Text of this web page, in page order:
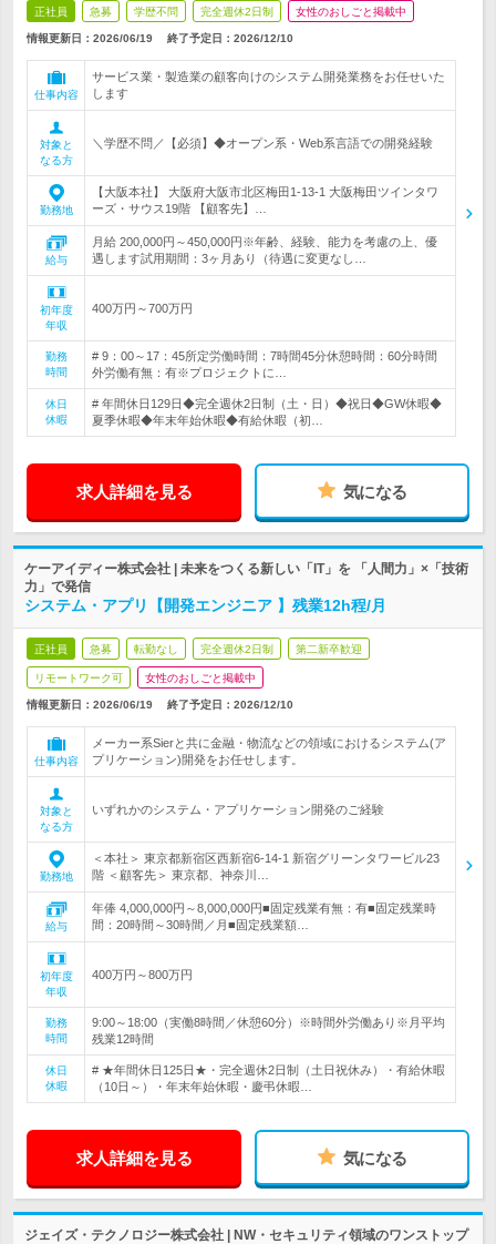
正社員 急募 学歴不問 完全週休2日制 女性のおしごと掲載中
情報更新日：2026/06/19 終了予定日： 2026/12/10
仕事内容
サービス業・製造業の顧客向けのシステム開発業務をお任せいた
します
対象と
なる方
＼学歴不問／【必須】◆オープン系・Web系言語での開発経験
勤務地
【大阪本社】 大阪府大阪市北区梅田1-13-1 大阪梅田ツインタワ
ーズ・サウス19階 【顧客先】…
給与
月給 200,000円～450,000円※年齢、経験、能力を考慮の上、優
遇します試用期間：3ヶ月あり（待遇に変更なし…
初年度
年収
400万円～700万円
勤務
時間
# 9：00～17：45所定労働時間：7時間45分休憩時間：60分時間
外労働有無：有※プロジェクトに…
休日
休暇
# 年間休日129日◆完全週休2日制（土・日）◆祝日◆GW休暇◆
夏季休暇◆年末年始休暇◆有給休暇（初…
求人詳細を見る 気になる
ケーアイディー株式会社 | 未来をつくる新しい「IT」を 「人間力」×「技術
力」で発信
システム・アプリ【開発エンジニア 】残業12h程/月
正社員 急募 転勤なし 完全週休2日制 第二新卒歓迎
リモートワーク可 女性のおしごと掲載中
情報更新日：2026/06/19 終了予定日： 2026/12/10
仕事内容
メーカー系Sierと共に金融・物流などの領域におけるシステム(ア
プリケーション)開発をお任せします。
対象と
なる方
いずれかのシステム・アプリケーション開発のご経験
勤務地
＜本社＞ 東京都新宿区西新宿6-14-1 新宿グリーンタワービル23
階 ＜顧客先＞ 東京都、神奈川…
給与
年俸 4,000,000円～8,000,000円■固定残業有無：有■固定残業時
間：20時間～30時間／月■固定残業額…
初年度
年収
400万円～800万円
勤務
時間
9:00～18:00（実働8時間／休憩60分）※時間外労働あり※月平均
残業12時間
休日
休暇
# ★年間休日125日★・完全週休2日制（土日祝休み）・有給休暇
（10日～）・年末年始休暇・慶弔休暇…
求人詳細を見る 気になる
ジェイズ・テクノロジー株式会社 | NW・セキュリティ領域のワンストップ